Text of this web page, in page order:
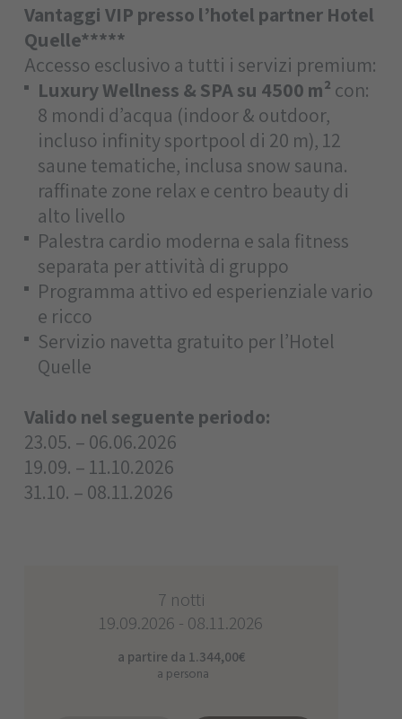
Vantaggi VIP presso l’hotel partner Hotel
Quelle*****
Accesso esclusivo a tutti i servizi premium:
Luxury Wellness & SPA su 4500 m² con:
8 mondi d’acqua (indoor & outdoor,
incluso infinity sportpool di 20 m), 12
saune tematiche, inclusa snow sauna.
raffinate zone relax e centro beauty di
alto livello
Palestra cardio moderna e sala fitness
separata per attività di gruppo
Programma attivo ed esperienziale vario
e ricco
Servizio navetta gratuito per l’Hotel
Quelle
Valido nel seguente periodo:
23.05. – 06.06.2026
19.09. – 11.10.2026
31.10. – 08.11.2026
7 notti
19.09.2026 - 08.11.2026
a partire da 1.344,00€
a persona